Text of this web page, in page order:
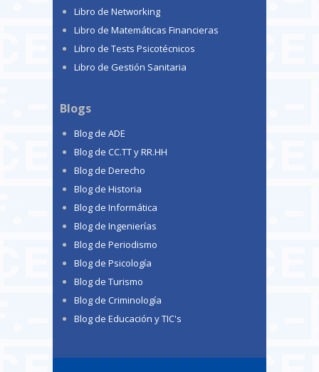
Libro de Networking
Libro de Matemáticas Financieras
Libro de Tests Psicotécnicos
Libro de Gestión Sanitaria
Blogs
Blog de ADE
Blog de CC.TT y RR.HH
Blog de Derecho
Blog de Historia
Blog de Informática
Blog de Ingenierías
Blog de Periodismo
Blog de Psicología
Blog de Turismo
Blog de Criminología
Blog de Educación y TIC's